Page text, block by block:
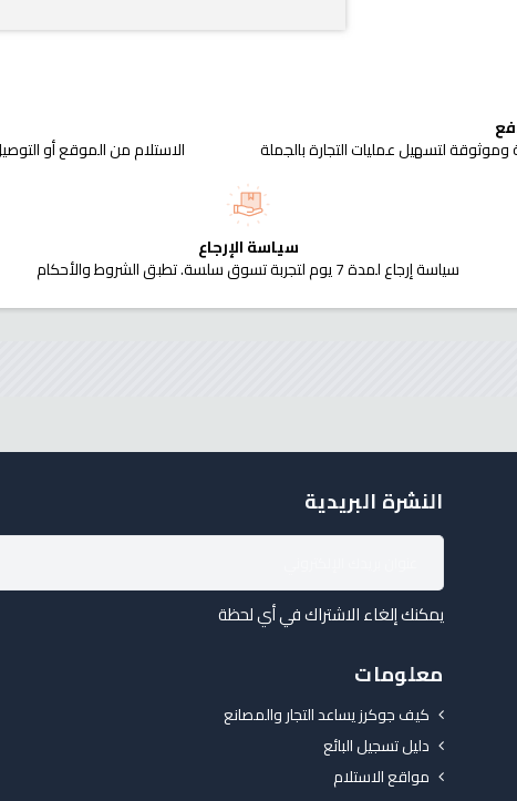
لتسهيل عمليات التجارة بالجملة الاستلام من الموقع أو
سياسة الإرجاع
سياسة إرجاع لمدة 7 يوم لتجربة تسوق سلسة. تطبق الشروط والأحكام
النشرة البريدية
يمكنك إلغاء الاشتراك في أي لحظة
معلومات
كيف جوكرز يساعد التجار والمصانع
دليل تسجيل البائع
مواقع الاستلام